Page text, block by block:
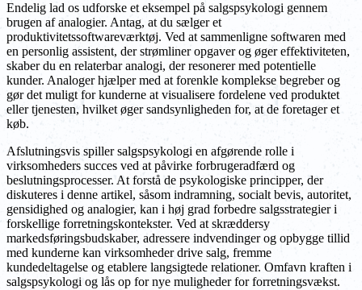
Endelig lad os udforske et eksempel på salgspsykologi gennem
brugen af analogier. Antag, at du sælger et
produktivitetssoftwareværktøj. Ved at sammenligne softwaren med
en personlig assistent, der strømliner opgaver og øger effektiviteten,
skaber du en relaterbar analogi, der resonerer med potentielle
kunder. Analoger hjælper med at forenkle komplekse begreber og
gør det muligt for kunderne at visualisere fordelene ved produktet
eller tjenesten, hvilket øger sandsynligheden for, at de foretager et
køb.
Afslutningsvis spiller salgspsykologi en afgørende rolle i
virksomheders succes ved at påvirke forbrugeradfærd og
beslutningsprocesser. At forstå de psykologiske principper, der
diskuteres i denne artikel, såsom indramning, socialt bevis, autoritet,
gensidighed og analogier, kan i høj grad forbedre salgsstrategier i
forskellige forretningskontekster. Ved at skræddersy
markedsføringsbudskaber, adressere indvendinger og opbygge tillid
med kunderne kan virksomheder drive salg, fremme
kundedeltagelse og etablere langsigtede relationer. Omfavn kraften i
salgspsykologi og lås op for nye muligheder for forretningsvækst.